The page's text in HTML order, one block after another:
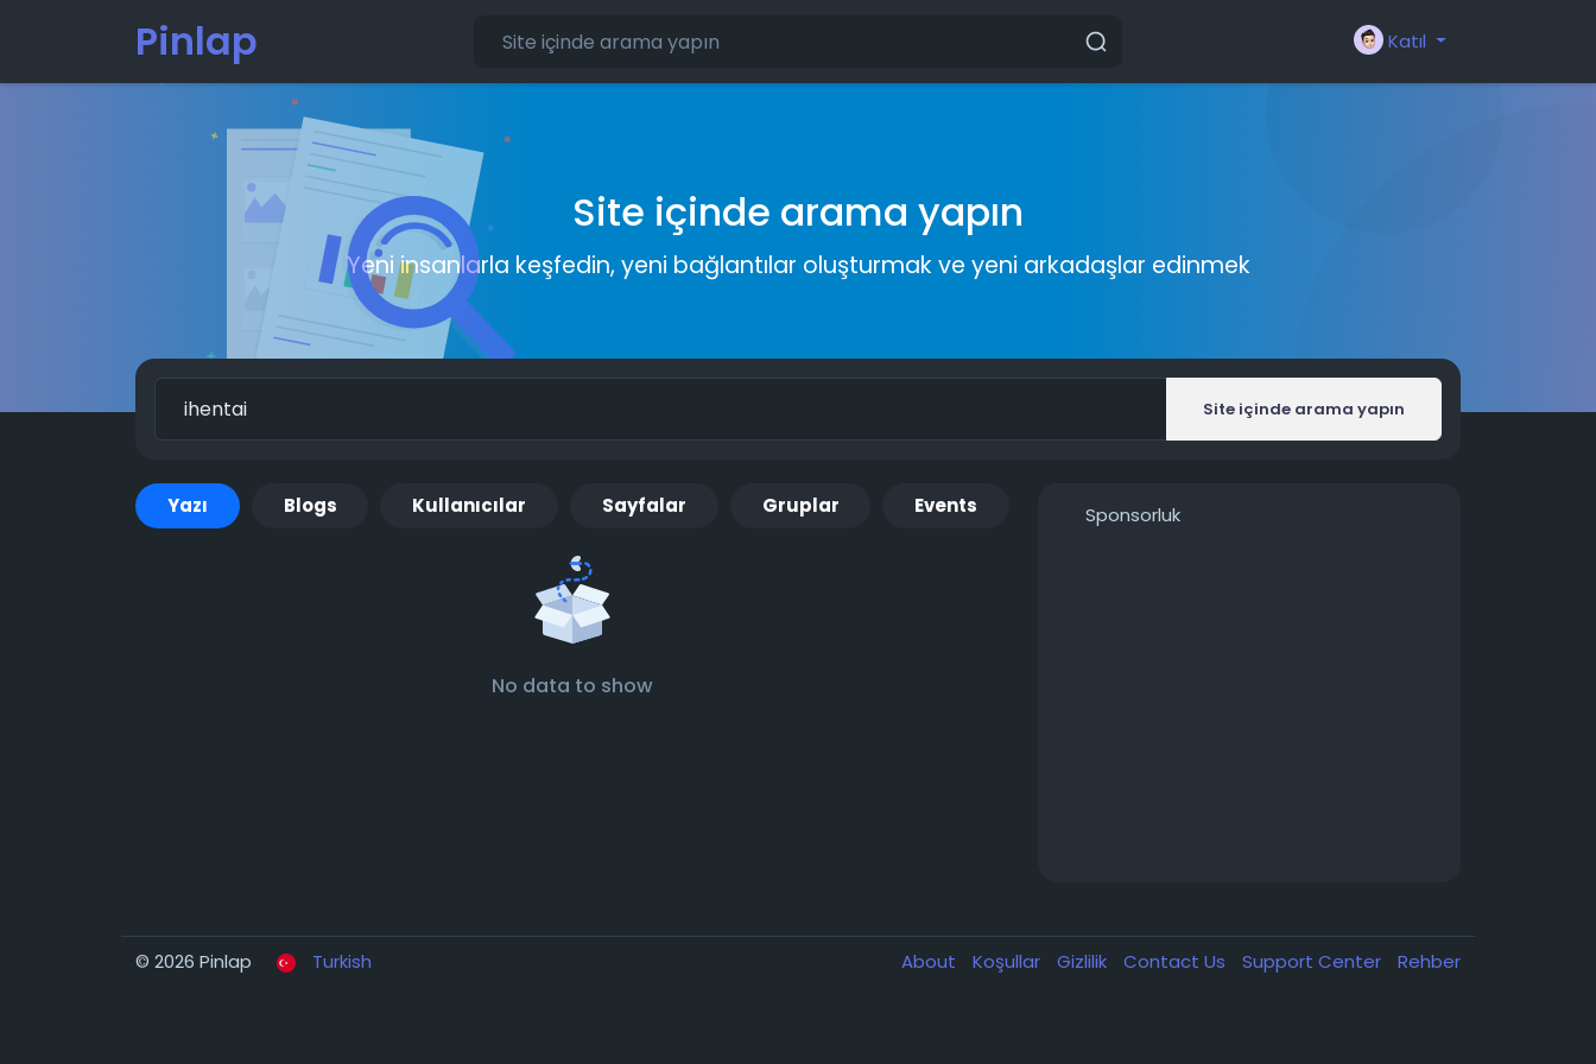
Pinlap Katıl
Site içinde arama yapın
Yeni insanlarla keşfedin, yeni bağlantılar oluşturmak ve yeni arkadaşlar edinmek
Site içinde arama yapın
Yazı Blogs Kullanıcılar Sayfalar Gruplar Events
No data to show
Sponsorluk
© 2026 Pinlap Turkish About Koşullar Gizlilik Contact Us Support Center Rehber